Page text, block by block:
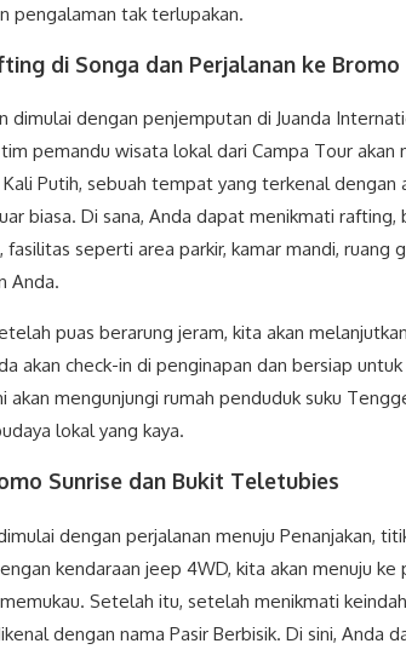
pengalaman tak terlupakan.
di Songa dan Perjalanan ke Bromo
dimulai dengan penjemputan di Juanda
pemandu wisata lokal dari Campa Tour
Putih, sebuah tempat yang terkenal
biasa. Di sana, Anda dapat menikmati
fasilitas seperti area parkir, kamar mandi,
Anda.
puas berarung jeram, kita akan
akan check-in di penginapan dan bersiap
akan mengunjungi rumah penduduk suku
lokal yang kaya.
Sunrise dan Bukit Teletubies
dengan perjalanan menuju Penanjakan,
kendaraan jeep 4WD, kita akan menuju
Setelah itu, setelah menikmati
dengan nama Pasir Berbisik. Di sini, Anda